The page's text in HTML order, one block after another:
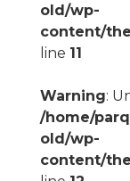
old/wp-
content/
line 11
Warning:
/home/
old/wp-
content/